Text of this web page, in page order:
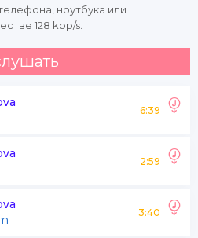
ноутбука или
128 kbp/s.
6:39
2:59
3:40